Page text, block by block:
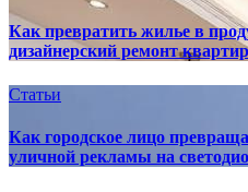
Как превратить жилье в
дизайнерский ремонт
Статьи
Как городское лицо
уличной рекламы на